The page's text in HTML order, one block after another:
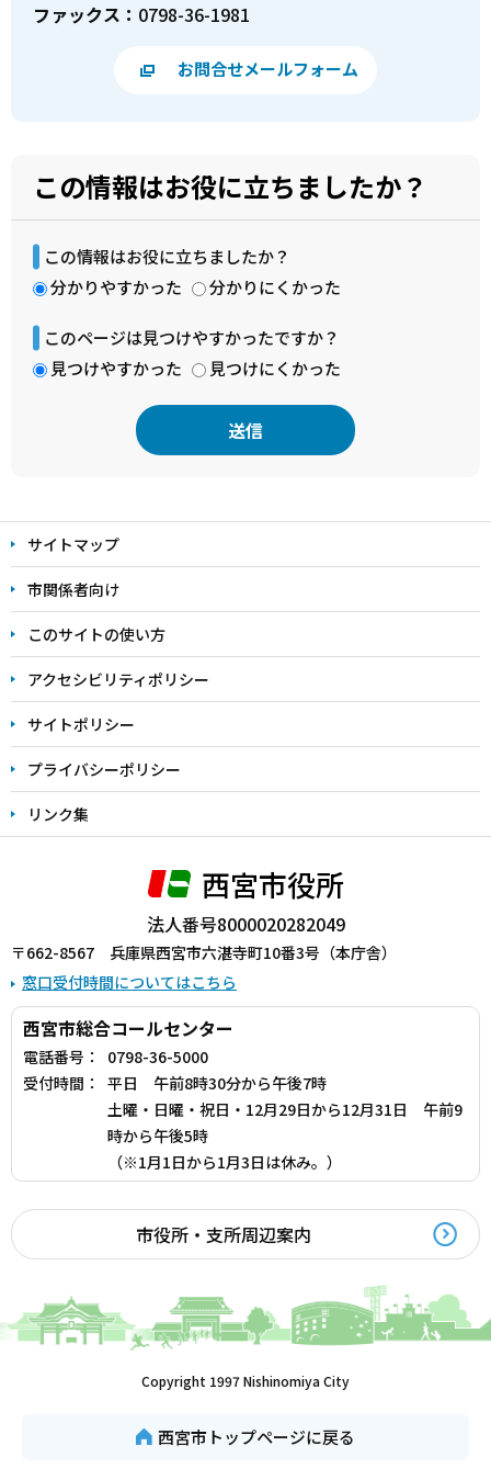
ファックス： 0798-36-1981
お問合せメールフォーム
この情報はお役に立ちましたか？
この情報はお役に立ちましたか？
分かりやすかった
分かりにくかった
このページは見つけやすかったですか？
見つけやすかった
見つけにくかった
文
こ
こ
ま
で
サイトマップ
市関係者向け
このサイトの使い方
アクセシビリティポリシー
サイトポリシー
プライバシーポリシー
リンク集
西宮市役所
法人番号8000020282049
〒662-8567 兵庫県西宮市六湛寺町10番3号（本庁舎）
窓口受付時間についてはこちら
西宮市総合コールセンター
電話番号：
0798-36-5000
受付時間：
平日 午前8時30分から午後7時
土曜・日曜・祝日・12月29日から12月31日 午前9
時から午後5時
（※1月1日から1月3日は休み。）
市役所・支所周辺案内
Copyright 1997 Nishinomiya City
西宮市トップページに戻る